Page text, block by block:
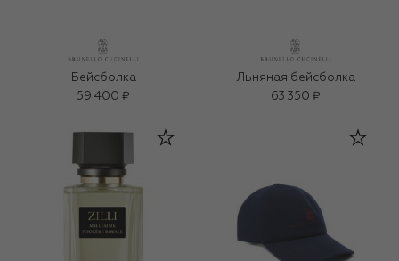
Бейсболка
59 400 ₽
Льняная бейсболка
63 350 ₽